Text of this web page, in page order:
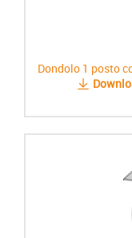
Dondolo 1 posto